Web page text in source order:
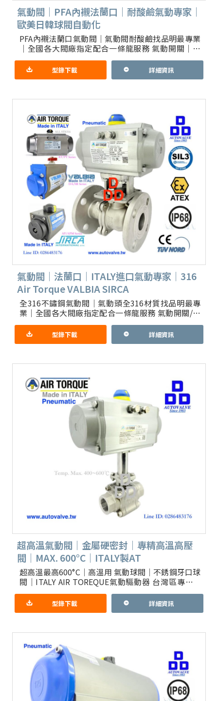
氣動閥｜PFA內襯法蘭口｜耐酸鹼氣動專家｜
歐美日韓球閥自動化
PFA內襯法蘭口氣動閥｜氣動閥耐酸鹼找品明最專業
｜全國各大閥廠指定配合一條龍服務 氣動開關｜比
例球閥｜閥內流道全鐵氟龍耐腐蝕，搭配國際防爆鋁
合金驅動器 可選配防
型錄下載 詳細資訊
氣動閥｜法蘭口｜ITALY進口氣動專家｜316
Air Torque VALBIA SIRCA
全316不鏽鋼氣動閥｜氣動頭全316材質找品明最專
業｜全國各大閥廠指定配合一條龍服務 氣動開關/比
例球閥｜耐腐蝕 高壓專用 防爆鋁合金驅動器 1.產品
重點：全部型錄下載 詳細資訊
超高溫氣動閥｜金屬硬密封｜專精高溫高壓
閥｜MAX. 600°C｜ITALY製AT
超高溫最高600°C｜高溫用 氣動球閥｜不銹鋼牙口球
閥｜ITALY AIR TOREQUE氣動驅動器 台灣區專業代
理 1.產品重點：閥內金屬密封件，外銷歐美日最
型錄下載 詳細資訊